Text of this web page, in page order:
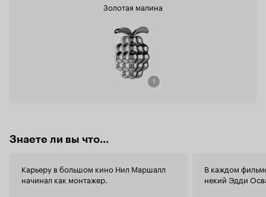
Золотая малина
1
Знаете ли вы что...
Карьеру в большом кино Нил Маршалл
начинал как монтажер.
В каждом
некий Эдди